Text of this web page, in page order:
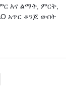
እና ልማት, ምርት,
አጥር ቆንጆ ውበት